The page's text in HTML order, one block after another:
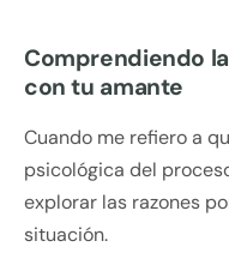
Comprendiendo
con tu amante
Cuando me refiero a
psicológica del
explorar las razones
situación.